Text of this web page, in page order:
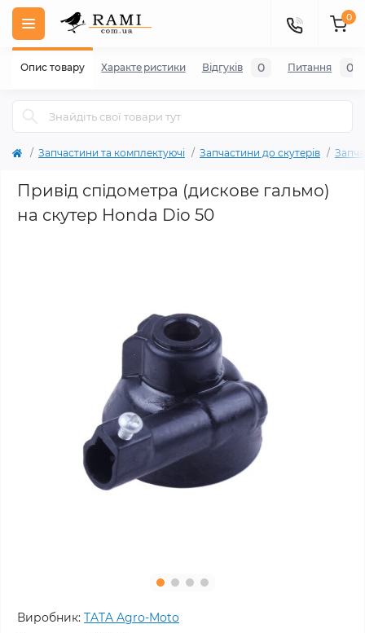
0
Запчастини та комплектуючі Запчастини до скутерів
Привід спідометра (дискове гальмо)
на скутер Honda Dio 50
Виробник: TATA Agro-Moto
Опис товару Характеристики Відгуків 0 Питання 0